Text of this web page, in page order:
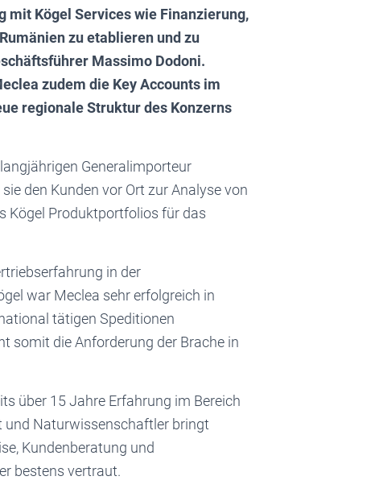
mit Kögel Services wie Finanzierung,
zu etablieren und zu
Massimo Dodoni.
zudem die Key Accounts im
regionale Struktur des Konzerns
Generalimporteur
den Kunden vor Ort zur Analyse von
Kögel Produktportfolios für das
in der
war Meclea sehr erfolgreich in
tätigen Speditionen
somit die Anforderung der Brache in
über 15 Jahre Erfahrung im Bereich
und Naturwissenschaftler bringt
Kundenberatung und
bestens vertraut.